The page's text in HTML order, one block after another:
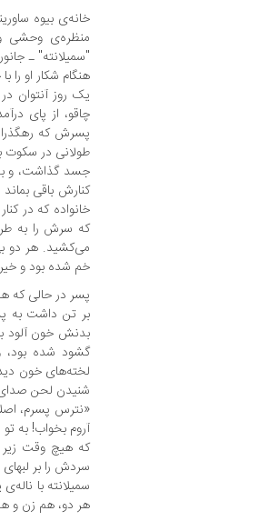
خانه‌ی بیوه
منظره‌ی وحشی
"سمیلانته" ـ
هنگام شکار او را
یک روز آنتوان
چاقو، از پای
پسرش که
طولانی در سکوت
جسد گذاشت، و به
کنارش باقی
خانواده که در
که سرش را به
می‌کشید. هر دو
خم شده بود و
پسر در حالی که
بر تن داشت به
بدنش خون آلود
گشود شده بود،
لخته‌های خون
شنیدن لحن صدای
«نترس پسرم،
آروم بخواب! به
که هیچ وقت
سردش را بر
سمیلانته با
هر دو، هم زن و